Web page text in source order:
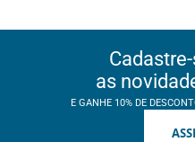
as
E GANHE 10% DE